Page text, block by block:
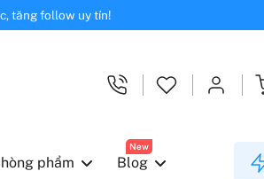
tăng follow uy tín!
phẩm
New
Blog